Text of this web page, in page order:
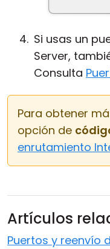
Si usas un
Server,
Consulta
Para obtener
opción de
enrutamiento
Artículos
Puertos y reenvío